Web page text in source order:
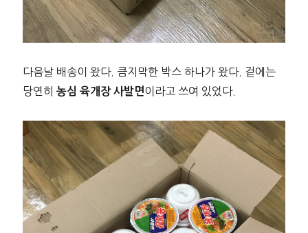
다음날 배송이 왔다. 큼지막한 박스 하나가 왔다. 겉에는
당연히 농심 육개장 사발면 이라고 쓰여 있었다.